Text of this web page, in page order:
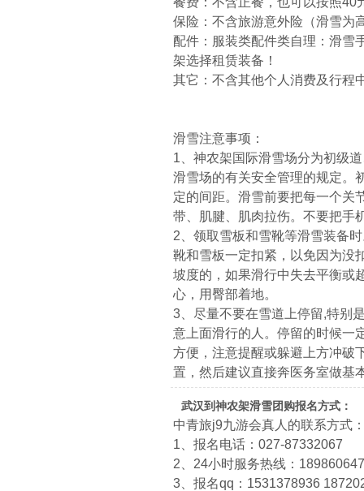
保险：不含旅游意外险（滑雪为
配件：服装类配件类自理：滑雪
架选择租赁装备！
其它：不含其他个人消费及行程
滑雪注意事项：
1、神农架国际滑雪场分为初级
滑雪场的有关安全管理的规定。
定的间距。滑雪前要把每一个关
带、肌腱、肌肉拉伤。不要把手
2、领取雪板和雪靴等滑雪装备
靴和雪板一定扣紧，以免因为没
坡度的，如果滑行中失去平衡或
心，用臀部着地。
3、尽量不要在雪道上停留,特别
意上面滑行的人。停留的时候一
方便，注意提醒或躲避上方冲破
置，然后建议直接奔医务室做基
武汉到神农架滑雪团购报名方式：
中青旅j9九游会真人的联系方式
1、报名电话：027-87332067
2、24小时服务热线：
3、报名qq：1531378936